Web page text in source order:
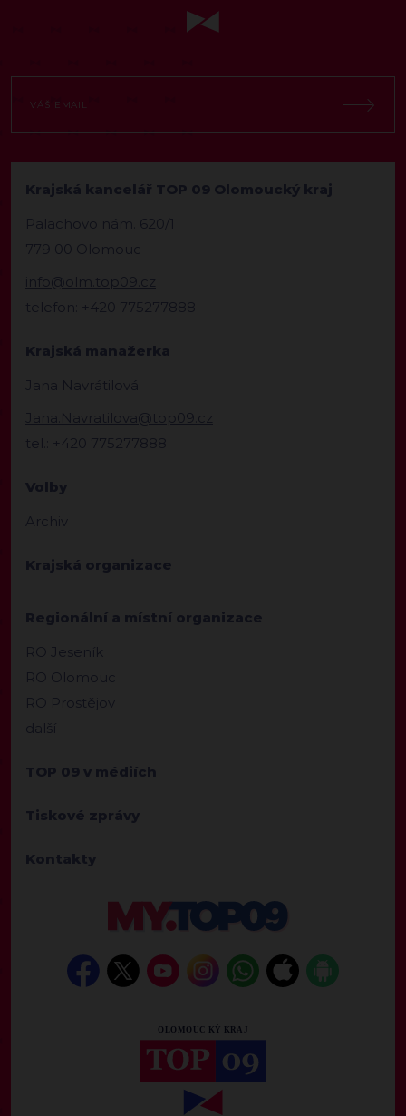
Krajská kancelář TOP 09 Olomoucký kraj
Palachovo nám. 620/1
779 00 Olomouc
info@olm.top09.cz
telefon: +420 775277888
Krajská manažerka
Jana Navrátilová
Jana.Navratilova@top09.cz
tel.: +420 775277888
Volby
Archiv
Krajská organizace
Regionální a místní organizace
RO Jeseník
RO Olomouc
RO Prostějov
další
TOP 09 v médiích
Tiskové zprávy
Kontakty